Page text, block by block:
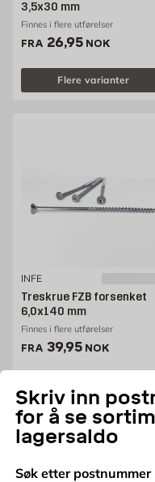
Skriv inn
for å se
lagersaldo
Søk etter postnummer
3,5x30 mm
Finnes i flere utførelser
FRA Pris 26.95 NOK /
26,95 NOK
Flere varianter
INFE
Treskrue FZB forsenket
6,0x140 mm
Finnes i flere utførelser
FRA Pris 39.95 NOK /
39,95 NOK